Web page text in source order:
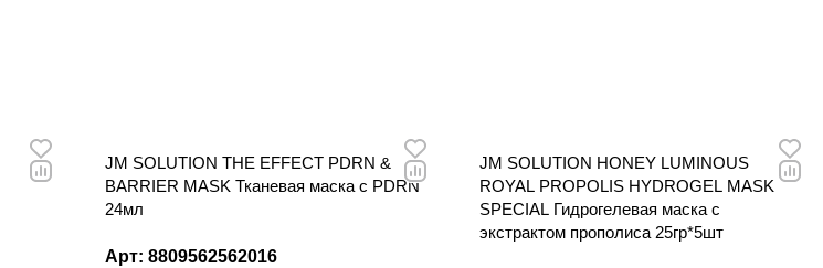
JM SOLUTION THE EFFECT PDRN &
BARRIER MASK Тканевая маска с PDRN
24мл
Арт: 8809562562016
JM SOLUTION HONEY LUMINOUS
ROYAL PROPOLIS HYDROGEL MASK
SPECIAL Гидрогелевая маска с
экстрактом прополиса 25гр*5шт